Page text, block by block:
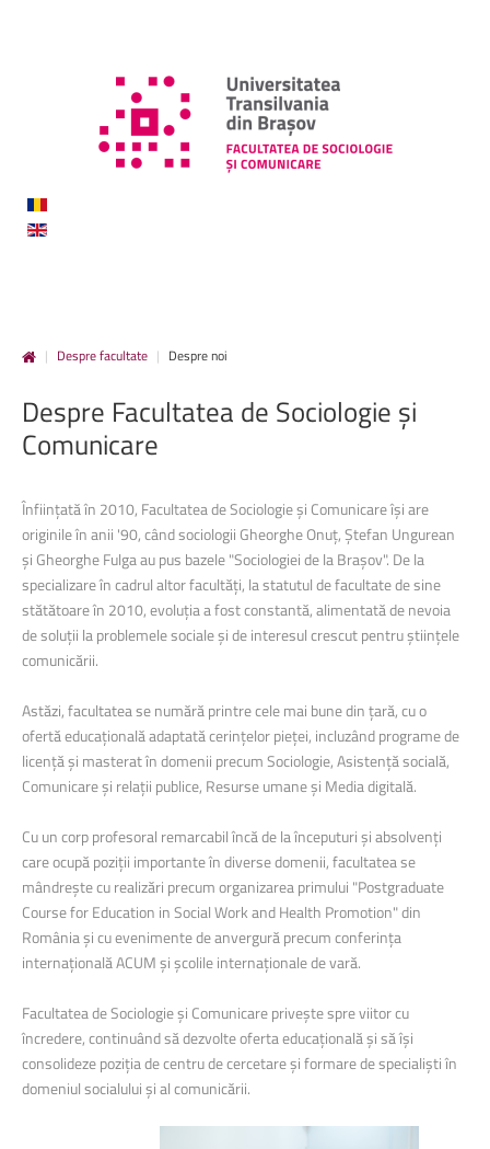
| Despre facultate | Despre noi
Despre Facultatea de Sociologie și
Comunicare
Înființată în 2010, Facultatea de Sociologie și Comunicare își are
originile în anii '90, când sociologii Gheorghe Onuț, Ștefan Ungurean
și Gheorghe Fulga au pus bazele "Sociologiei de la Brașov". De la
specializare în cadrul altor facultăți, la statutul de facultate de sine
stătătoare în 2010, evoluția a fost constantă, alimentată de nevoia
de soluții la problemele sociale și de interesul crescut pentru științele
comunicării.
Astăzi, facultatea se numără printre cele mai bune din țară, cu o
ofertă educațională adaptată cerințelor pieței, incluzând programe de
licență și masterat în domenii precum Sociologie, Asistență socială,
Comunicare și relații publice, Resurse umane și Media digitală.
Cu un corp profesoral remarcabil încă de la începuturi și absolvenți
care ocupă poziții importante în diverse domenii, facultatea se
mândrește cu realizări precum organizarea primului "Postgraduate
Course for Education in Social Work and Health Promotion" din
România și cu evenimente de anvergură precum conferința
internațională ACUM și școlile internaționale de vară.
Facultatea de Sociologie și Comunicare privește spre viitor cu
încredere, continuând să dezvolte oferta educațională și să își
consolideze poziția de centru de cercetare și formare de specialiști în
domeniul socialului și al comunicării.